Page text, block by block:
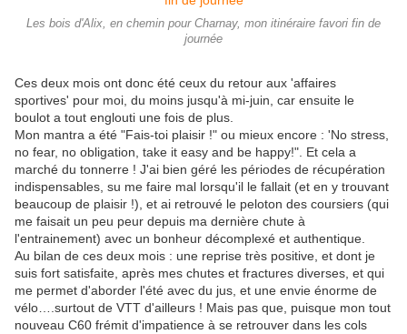
Les bois d'Alix, en chemin pour Charnay, mon itinéraire favori fin de
journée
Ces deux mois ont donc été ceux du retour aux 'affaires
sportives' pour moi, du moins jusqu'à mi-juin, car ensuite le
boulot a tout englouti une fois de plus.
Mon mantra a été "Fais-toi plaisir !" ou mieux encore : 'No stress,
no fear, no obligation, take it easy and be happy!". Et cela a
marché du tonnerre ! J'ai bien géré les périodes de récupération
indispensables, su me faire mal lorsqu'il le fallait (et en y trouvant
beaucoup de plaisir !), et ai retrouvé le peloton des coursiers (qui
me faisait un peu peur depuis ma dernière chute à
l'entrainement) avec un bonheur décomplexé et authentique.
Au bilan de ces deux mois : une reprise très positive, et dont je
suis fort satisfaite, après mes chutes et fractures diverses, et qui
me permet d'aborder l'été avec du jus, et une envie énorme de
vélo….surtout de VTT d'ailleurs ! Mais pas que, puisque mon tout
nouveau C60 frémit d'impatience à se retrouver dans les cols